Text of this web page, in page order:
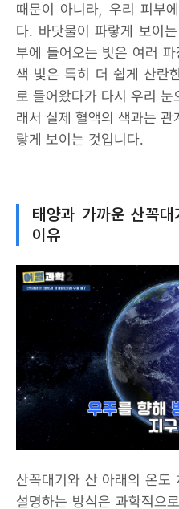
때문이 아니라, 우리 피부
다. 바닷물이 파랗게 보이
부에 들어오는 빛은 여러
색 빛은 특히 더 쉽게 산란
로 들어왔다가 다시 우리
래서 실제 혈액의 색과는
랗게 보이는 것입니다.
태양과 가까운 산꼭
이유
산꼭대기와 산 아래의 온도
설명하는 방식은 과학적으